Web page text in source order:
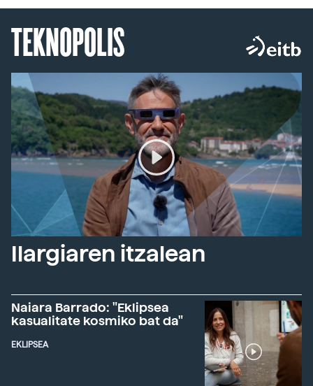
TEKNOPOLIS
Ilargiaren itzalean
Naiara Barrado: "Eklipsea
kasualitate kosmiko bat da"
EKLIPSEA